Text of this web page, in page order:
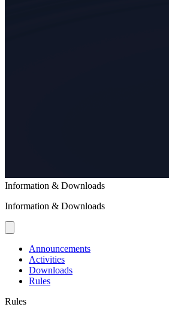
Information & Downloads
Information & Downloads
Announcements
Activities
Downloads
Rules
Rules